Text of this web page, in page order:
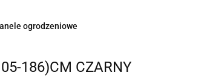
ogrodzeniowe
186)CM CZARNY